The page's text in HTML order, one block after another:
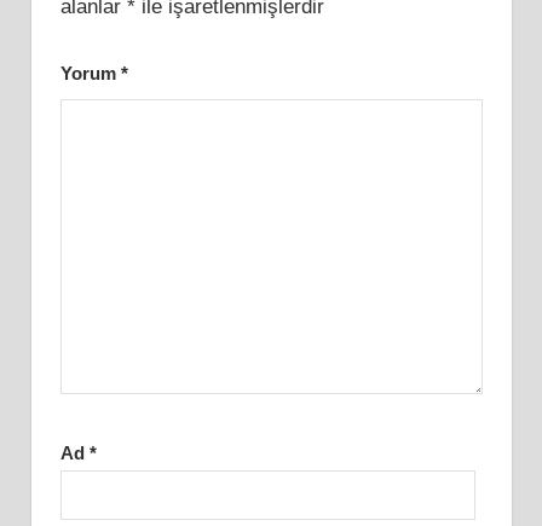
alanlar *ile işaretlenmişlerdir
Yorum *
Ad *